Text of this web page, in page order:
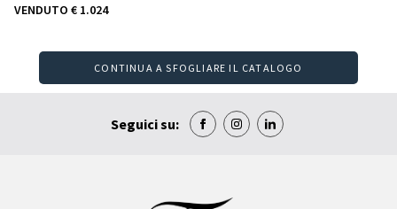
VENDUTO € 1.024
CONTINUA A SFOGLIARE IL CATALOGO
Seguici su: